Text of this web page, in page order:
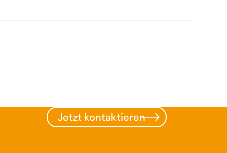
Jetzt kontaktieren